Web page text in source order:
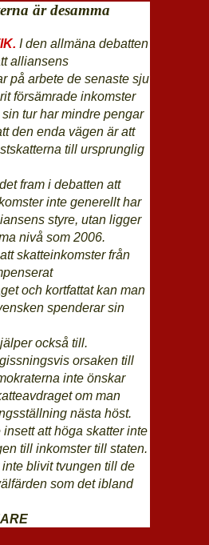
är desamma
I den allmäna debatten
alliansens
på arbete de senaste sju
försämrade inkomster
tur har mindre pengar
den enda vägen är att
till ursprunglig
fram i debatten att
inte generellt har
styre, utan ligger
nivå som 2006.
skatteinkomster från
och kortfattat kan man
spenderar sin
också till.
orsaken till
inte önskar
om man
nästa höst.
att höga skatter inte
till inkomster till staten.
blivit tvungen till de
som det ibland